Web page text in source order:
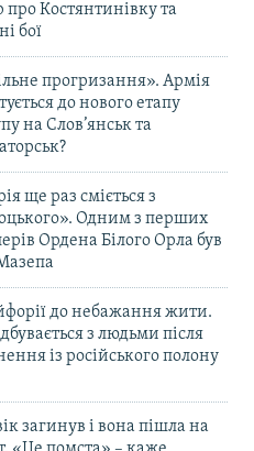
Костянтинівку та
бої
прогризання». Армія
до нового етапу
на Слов’янськ та
ще раз сміється з
Одним з перших
Ордена Білого Орла був
до небажання жити.
з людьми після
із російського полону
загинув і вона пішла на